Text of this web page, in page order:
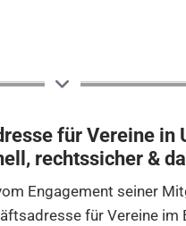
für Vereine in
rechtssicher &
Engagement seiner
für Vereine